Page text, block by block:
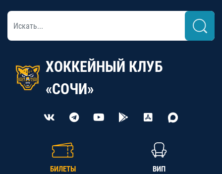
ХОККЕЙНЫЙ КЛУБ
«СОЧИ»
БИЛЕТЫ ВИП